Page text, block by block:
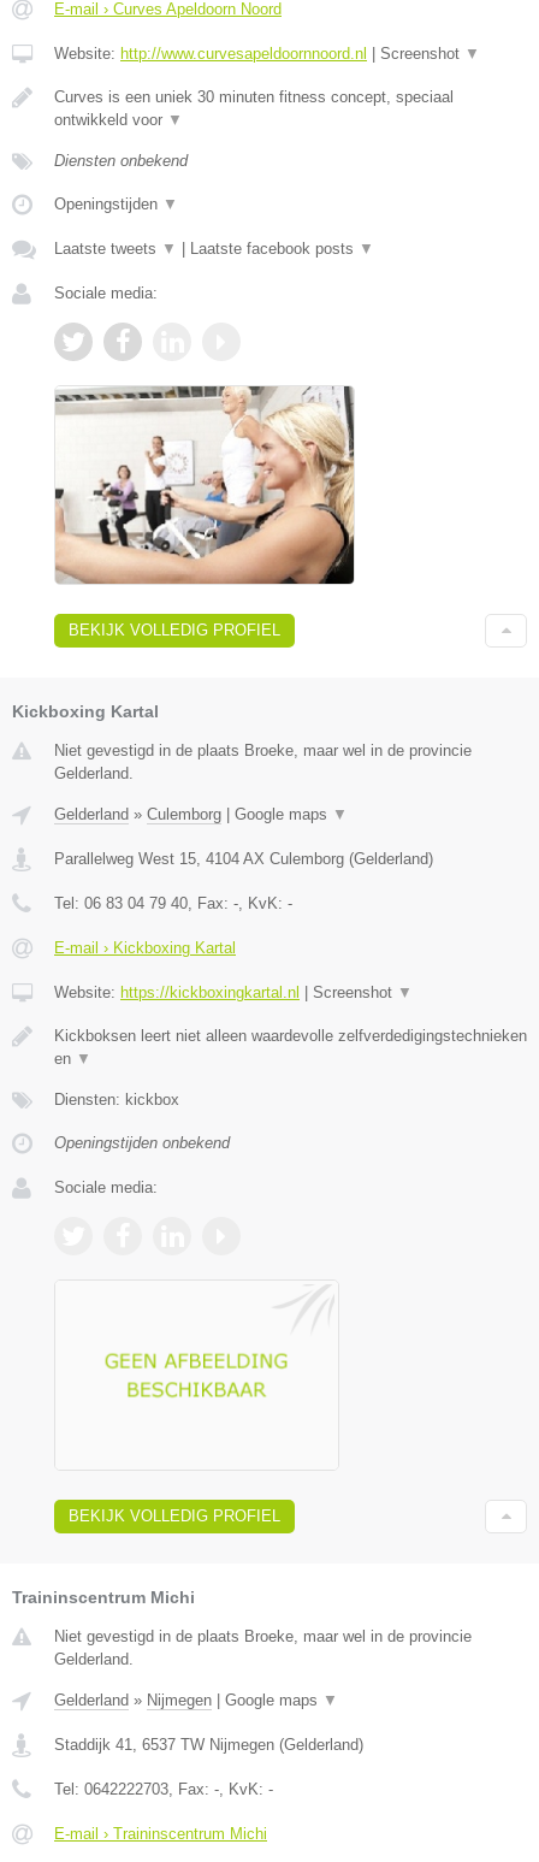
E-mail › Curves Apeldoorn Noord
Website: http://www.curvesapeldoornnoord.nl Screenshot ▼
Curves is een uniek 30 minuten fitness concept, speciaal
ontwikkeld voor ▼
Diensten onbekend
Openingstijden ▼
Laatste tweets ▼ Laatste facebook posts ▼
Sociale media:
BEKIJK VOLLEDIG PROFIEL
Kickboxing Kartal
Niet gevestigd in de plaats Broeke, maar wel in de provincie
Gelderland.
Gelderland » Culemborg Google maps ▼
Parallelweg West 15, 4104 AX Culemborg (Gelderland)
Tel: 06 83 04 79 40, Fax: -, KvK: -
E-mail › Kickboxing Kartal
Website: https://kickboxingkartal.nl Screenshot ▼
Kickboksen leert niet alleen waardevolle zelfverdedigingstechnieken
en ▼
Diensten: kickbox
Openingstijden onbekend
Sociale media:
BEKIJK VOLLEDIG PROFIEL
Traininscentrum Michi
Niet gevestigd in de plaats Broeke, maar wel in de provincie
Gelderland.
Gelderland » Nijmegen | Google maps ▼
Staddijk 41 6537 TW Nijmegen (Gelderland)
Tel: 0642222703 , Fax: - , KvK: -
E-mail › Traininscentrum Michi